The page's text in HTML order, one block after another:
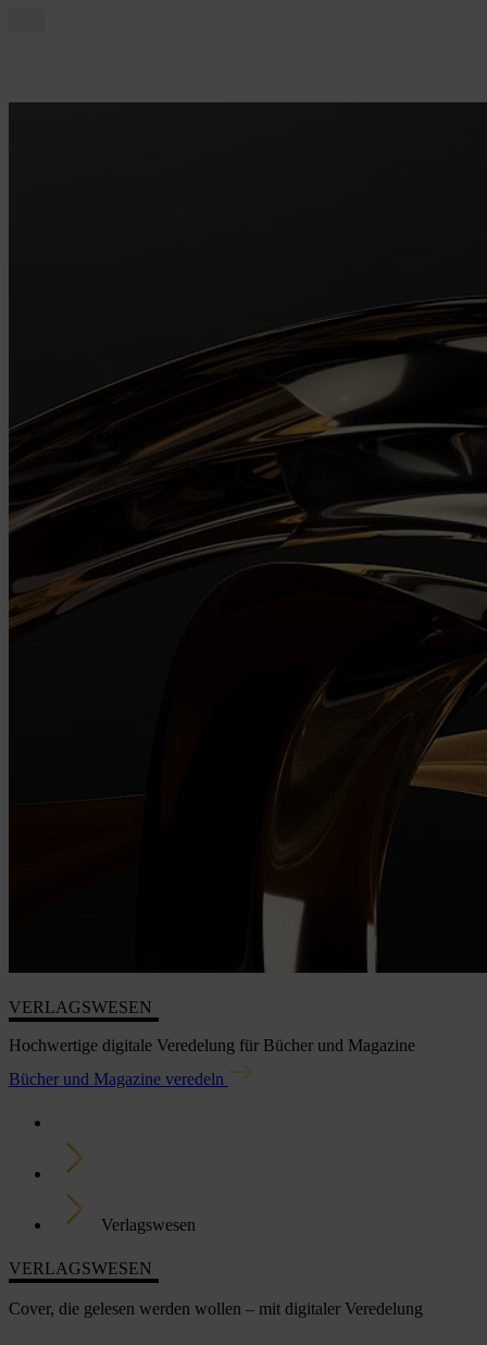
VERLAGSWESEN
Hochwertige digitale Veredelung für Bücher und Magazine
Bücher und Magazine veredeln
Verlagswesen
VERLAGSWESEN
Cover, die gelesen werden wollen – mit digitaler Veredelung